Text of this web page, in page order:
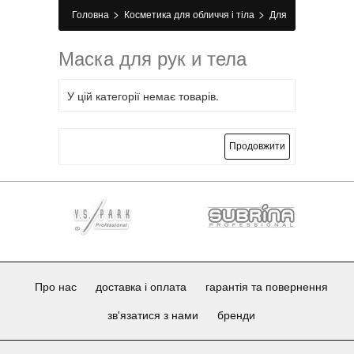
Головна > Косметика для обличчя і тіла > Для
Маска для рук и тела
У цій категорії немає товарів.
Продовжити
Про нас доставка і оплата гарантія та повернення
зв'язатися з нами бренди